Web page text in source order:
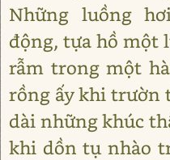
Những luồng
động, tựa hồ một
rẫm trong một
rồng ấy khi trườn
dài những khúc
khi dồn tụ nhào